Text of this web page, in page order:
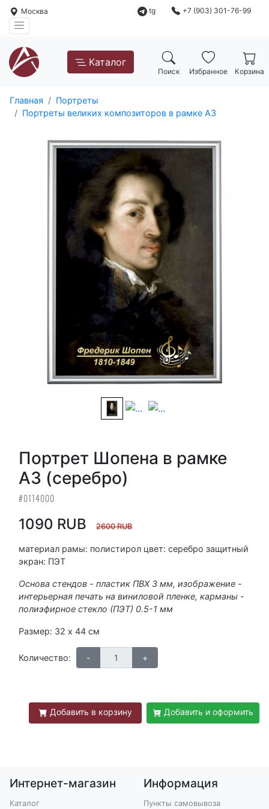
Москва tg +7 (903) 301-76-99
Каталог
Поиск Избранное Корзина
Главная
Портреты
Портреты великих композиторов в рамке А3
Портрет Шопена в рамке
А3 (серебро)
#0114000
1090 RUB 2600 RUB
материал рамы: полистирол цвет: серебро защитный
экран: ПЭТ
Основа стендов - пластик ПВХ 3 мм, изображение -
интерьерная печать на виниловой пленке, карманы -
полиэфирное стекло (ПЭТ) 0.5-1 мм
Размер: 32 х 44 см
Количество:
Добавить в корзину Добавить и оформить
Интернет-магазин
Каталог
Информация
Пункты самовывоза